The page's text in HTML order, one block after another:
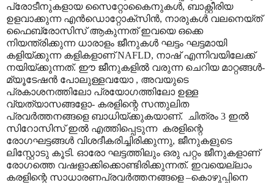
പ്രോടീനുകളായ സൈറ്റോകൈനുകൾ, ബാക്റ്റീരിയ
ഉളവാക്കുന്ന എൻഡൊറ്റോക്സിൻ, നാരുകൾ വലനെയ്ത്
ഫൈബ്രോസിസ് ആകുന്നത് ഇവയെ ഒക്കെ
നിയന്ത്രിക്കുന്ന ധാരാളം ജീനുകൾ ഘട്ടം ഘട്ടമായി
കളിയ്ക്കുന്ന കളികളാണ് NAFLD, നാഷ് എന്നിവയിലേക്ക്
നയിയ്ക്കുന്നത്. ഈ ജീനുകളിൽ വരുന്ന ചെറിയ മാറ്റങ്ങൾ-
മ്യൂടേഷൻ പോലുള്ളവയോ , അവയുടെ
പ്രകാശനത്തിലോ പ്രയോഗത്തിലോ ഉള്ള
വ്യത്യാസങ്ങളോ- കരളിന്റെ സന്തുലിത
പ്രവർത്തനങ്ങളെ ബാധിയ്ക്കുകയാണ്. ചിത്രം 3 ഇൽ
സിറോസിസ് ഇൽ എത്തിപ്പെടുന്ന കരളിന്റെ
രോഗഘട്ടങ്ങൾ വിശദീകരിച്ചിരിക്കുന്നു, ജീനുകളുടെ
ലിസ്റ്റോടു കൂടി. ഓരോ ഘട്ടത്തിലും ഒരു പറ്റം ജീനുകളാണ്
രോഗത്തെ വഷളാക്കിക്കൊണ്ടിരിക്കുന്നത്. ഇവയെല്ലാം
കരളിന്റെ സാധാരണപ്രവർത്തനങ്ങളെ –കൊഴുപ്പിനെ